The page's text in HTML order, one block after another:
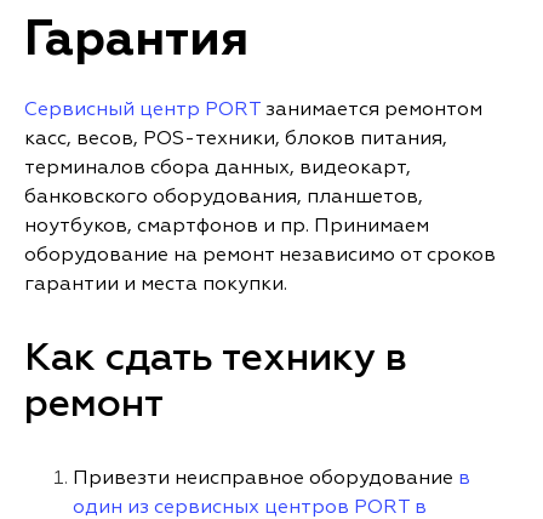
Гарантия
Сервисный центр PORT
занимается ремонтом
касс, весов, POS-техники, блоков питания,
терминалов сбора данных, видеокарт,
банковского оборудования, планшетов,
ноутбуков, смартфонов и пр. Принимаем
оборудование на ремонт независимо от сроков
гарантии и места покупки.
Как сдать технику в
ремонт
Привезти неисправное оборудование в
один из сервисных центров PORT в